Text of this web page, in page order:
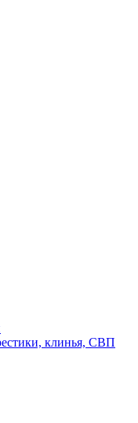
клинья, СВП